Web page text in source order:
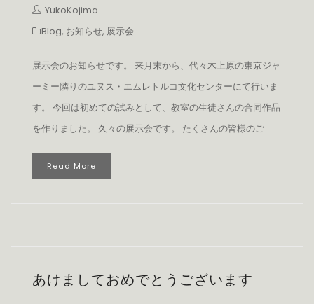
YukoKojima
Blog, お知らせ, 展示会
展示会のお知らせです。 来月末から、代々木上原の東京ジャ
ーミー隣りのユヌス・エムレトルコ文化センターにて行いま
す。 今回は初めての試みとして、教室の生徒さんの合同作品
を作りました。 久々の展示会です。 たくさんの皆様のご
Read More
あけましておめでとうございます